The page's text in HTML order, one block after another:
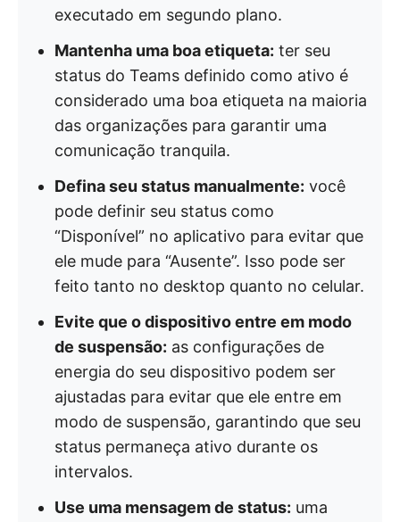
executado em segundo plano.
Mantenha uma boa etiqueta: ter seu
status do Teams definido como ativo é
considerado uma boa etiqueta na maioria
das organizações para garantir uma
comunicação tranquila.
Defina seu status manualmente: você
pode definir seu status como
“Disponível” no aplicativo para evitar que
ele mude para “Ausente”. Isso pode ser
feito tanto no desktop quanto no celular.
Evite que o dispositivo entre em modo
de suspensão: as configurações de
energia do seu dispositivo podem ser
ajustadas para evitar que ele entre em
modo de suspensão, garantindo que seu
status permaneça ativo durante os
intervalos.
Use uma mensagem de status: uma